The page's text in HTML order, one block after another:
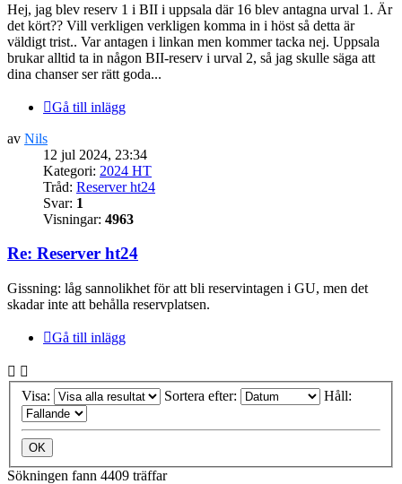
Hej, jag blev reserv 1 i BII i uppsala där 16 blev antagna urval 1. Är
det kört?? Vill verkligen verkligen komma in i höst så detta är
väldigt trist.. Var antagen i linkan men kommer tacka nej. Uppsala
brukar alltid ta in någon BII-reserv i urval 2, så jag skulle säga att
dina chanser ser rätt goda...
Gå till inlägg
av Nils
12 jul 2024, 23:34
Kategori: 2024 HT
Tråd: Reserver ht24
Svar: 1
Visningar: 4963
Re: Reserver ht24
Gissning: låg sannolikhet för att bli reservintagen i GU, men det
skadar inte att behålla reservplatsen.
Gå till inlägg
Visa: Sortera efter: Håll:
Sökningen fann 4409 träffar